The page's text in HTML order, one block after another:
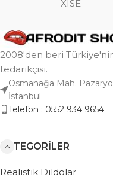
XISE
2008'den beri
tedarikçisi.
Osmanağa Mah.
İstanbul
Telefon : 0552 934 9654
KATEGORILER
Realistik Dildolar